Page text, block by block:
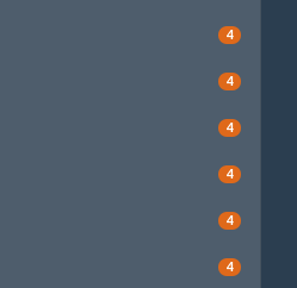
4
4
4
4
4
4